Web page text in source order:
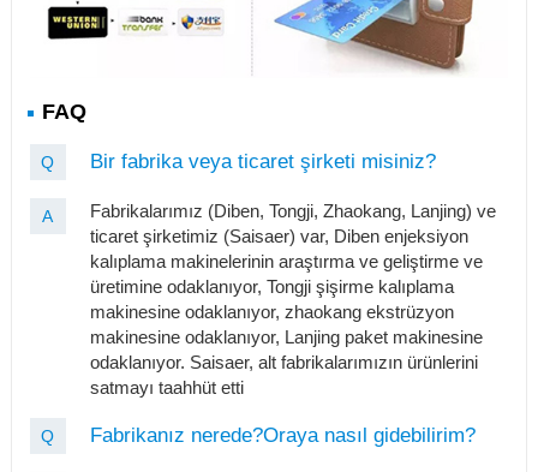
FAQ
Q Bir fabrika veya ticaret şirketi misiniz?
A
Fabrikalarımız (Diben, Tongji, Zhaokang, Lanjing) ve
ticaret şirketimiz (Saisaer) var, Diben enjeksiyon
kalıplama makinelerinin araştırma ve geliştirme ve
üretimine odaklanıyor, Tongji şişirme kalıplama
makinesine odaklanıyor, zhaokang ekstrüzyon
makinesine odaklanıyor, Lanjing paket makinesine
odaklanıyor. Saisaer, alt fabrikalarımızın ürünlerini
satmayı taahhüt etti
Q Fabrikanız nerede?Oraya nasıl gidebilirim?